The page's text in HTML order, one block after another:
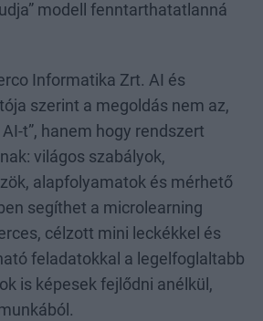
modell fenntarthatatlanná
Informatika Zrt. AI és
szerint a megoldás nem az,
t”, hanem hogy rendszert
világos szabályok,
alapfolyamatok és mérhető
segíthet a microlearning
célzott mini leckékkel és
feladatokkal a legelfoglaltabb
is képesek fejlődni anélkül,